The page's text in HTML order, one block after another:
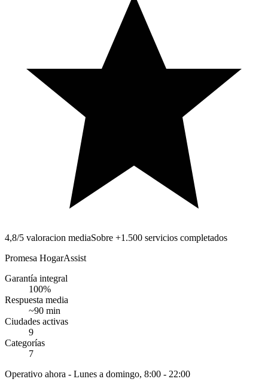
4,8/5 valoracion mediaSobre +1.500 servicios completados
Promesa HogarAssist
Garantía integral
100%
Respuesta media
~90 min
Ciudades activas
9
Categorías
7
Operativo ahora - Lunes a domingo, 8:00 - 22:00